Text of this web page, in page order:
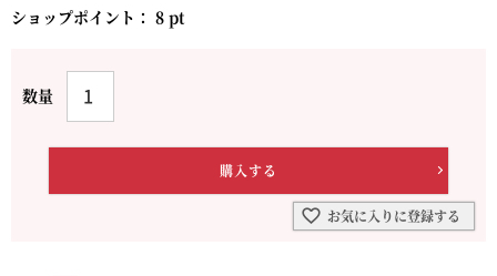
ショップポイント： 8 pt
お気に入りに登録する